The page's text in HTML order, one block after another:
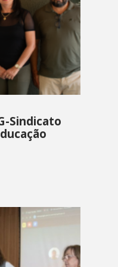
Sindicato